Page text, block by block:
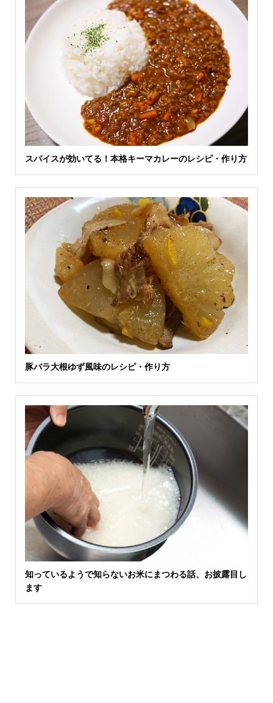
スパイスが効いてる！本格キーマカレーのレシピ・作り方
豚バラ大根ゆず風味のレシピ・作り方
知っているようで知らないお米にまつわる話、お披露目し
ます